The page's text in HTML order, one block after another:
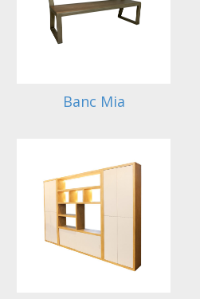
Banc Mia